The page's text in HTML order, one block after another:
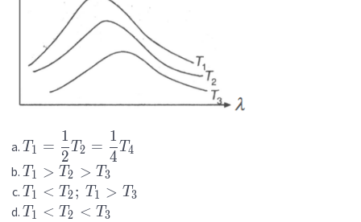
T1 =
2
1
T2 =
4
1
T4
T1 > T2 > T3
T1 < T2; T1 > T3
T1 < T2 < T3